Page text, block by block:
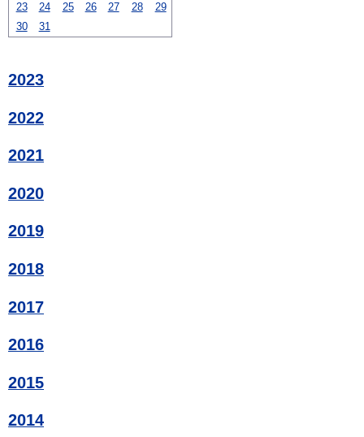
23
24 25 26 27 28
29
30
31
2023
2022
2021
2020
2019
2018
2017
2016
2015
2014